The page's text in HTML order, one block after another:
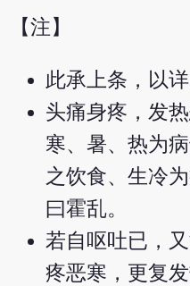
【注】
此承上条，以详
头痛身疼，发
寒、暑、热为
之饮食、生冷
曰霍乱。
若自呕吐已，
疼恶寒，更复